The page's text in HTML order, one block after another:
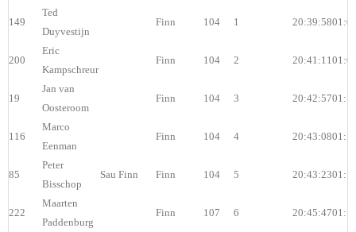
149
Ted
Duyvestijn
Finn 104 1 20:39:58
200
Eric
Kampschreur
Finn 104 2 20:41:11
19
Jan van
Oosteroom
Finn 104 3 20:42:57
116
Marco
Eenman
Finn 104 4 20:43:08
85
Peter
Bisschop
Sau Finn Finn 104 5 20:43:23
222
Maarten
Paddenburg
Finn 107 6 20:45:47